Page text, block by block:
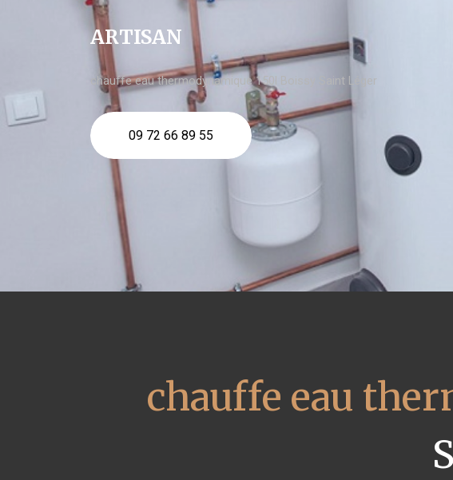
ARTISAN
chauffe eau thermodynamique 150l Boissy Saint Léger
09 72 66 89 55
chauffe eau